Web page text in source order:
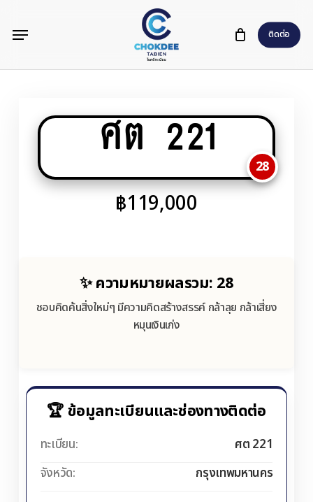
content
ติดต่อ
Menu
ศต 221
28
฿119,000
✨ ความหมายผลรวม: 28
ชอบคิดค้นสิ่งใหม่ๆ มีความคิดสร้างสรรค์ กล้าลุย กล้าเสี่ยง
หมุนเงินเก่ง
🏆 ข้อมูลทะเบียนและช่องทางติดต่อ
ทะเบียน:
ศต 221
จังหวัด:
กรุงเทพมหานคร